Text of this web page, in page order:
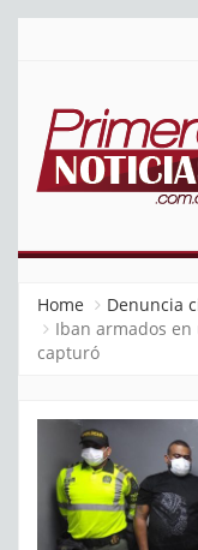
Home
Denuncia
Iban armados
capturó